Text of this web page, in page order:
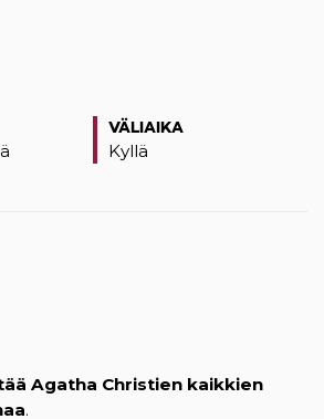
VÄLIAIKA
Kyllä
Agatha Christien kaikkien
.